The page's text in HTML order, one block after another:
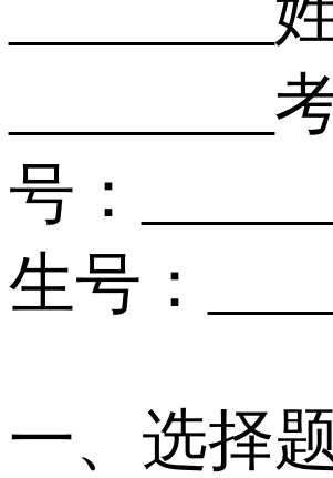
________
号：
生号：
一、选择